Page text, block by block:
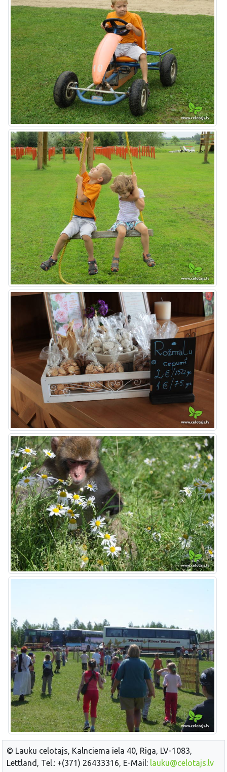
© Lauku celotajs, Kalnciema iela 40, Riga, LV-1083,
Lettland, Tel.: +(371) 26433316, E-Mail: lauku@celotajs.lv